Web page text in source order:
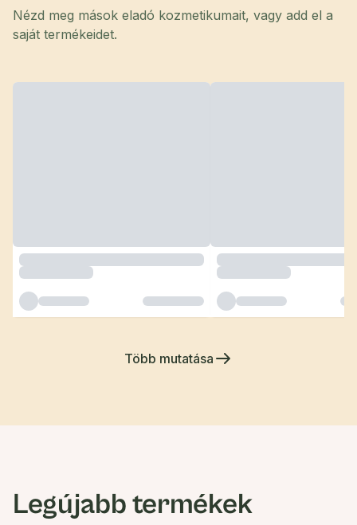
Nézd meg mások eladó kozmetikumait, vagy add el a
saját termékeidet.
Több mutatása
Legújabb termékek